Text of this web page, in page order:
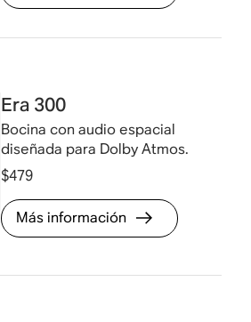
Era 300
Bocina con audio espacial
diseñada para Dolby Atmos.
$479
Más información